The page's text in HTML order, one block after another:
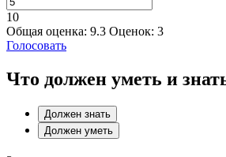
10
Общая оценка: 9.3 Оценок: 3
Голосовать
Что должен уметь и
Должен знать
Должен уметь